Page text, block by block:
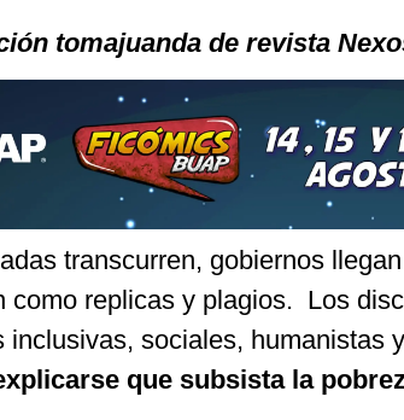
tomajuanda de revista
transcurren, gobiernos
como replicas y plagios. Los
inclusivas, sociales, humanistas
que subsista la